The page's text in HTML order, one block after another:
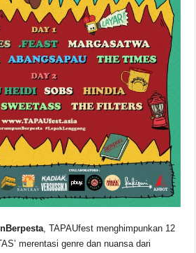
, TAPAUfest menghimpunkan 12
merentasi genre dan nuansa dari